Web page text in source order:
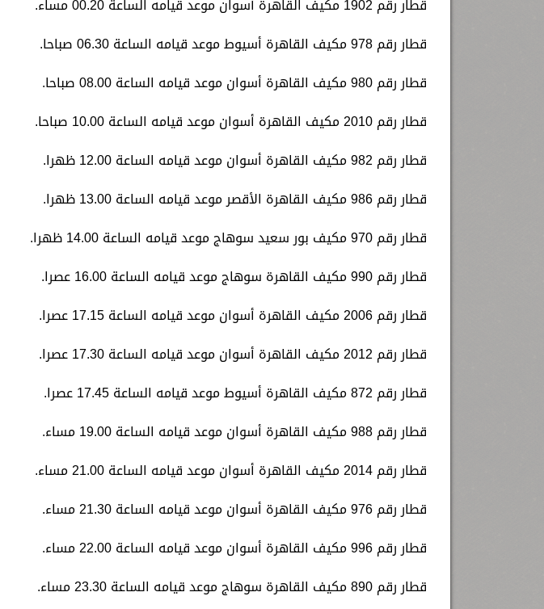
قطار رقم 1902 مكيف القاهرة أسوان موعد قيامه الساعة 00.20 مساء.
قطار رقم 978 مكيف القاهرة أسيوط موعد قيامه الساعة 06.30 صباحا.
قطار رقم 980 مكيف القاهرة أسوان موعد قيامه الساعة 08.00 صباحا.
قطار رقم 2010 مكيف القاهرة أسوان موعد قيامه الساعة 10.00 صباحا.
قطار رقم 982 مكيف القاهرة أسوان موعد قيامه الساعة 12.00 ظهرا.
قطار رقم 986 مكيف القاهرة الأقصر موعد قيامه الساعة 13.00 ظهرا.
قطار رقم 970 مكيف بور سعيد سوهاج موعد قيامه الساعة 14.00 ظهرا.
قطار رقم 990 مكيف القاهرة سوهاج موعد قيامه الساعة 16.00 عصرا.
قطار رقم 2006 مكيف القاهرة أسوان موعد قيامه الساعة 17.15 عصرا.
قطار رقم 2012 مكيف القاهرة أسوان موعد قيامه الساعة 17.30 عصرا.
قطار رقم 872 مكيف القاهرة أسيوط موعد قيامه الساعة 17.45 عصرا.
قطار رقم 988 مكيف القاهرة أسوان موعد قيامه الساعة 19.00 مساء.
قطار رقم 2014 مكيف القاهرة أسوان موعد قيامه الساعة 21.00 مساء.
قطار رقم 976 مكيف القاهرة أسوان موعد قيامه الساعة 21.30 مساء.
قطار رقم 996 مكيف القاهرة أسوان موعد قيامه الساعة 22.00 مساء.
قطار رقم 890 مكيف القاهرة سوهاج موعد قيامه الساعة 23.30 مساء.